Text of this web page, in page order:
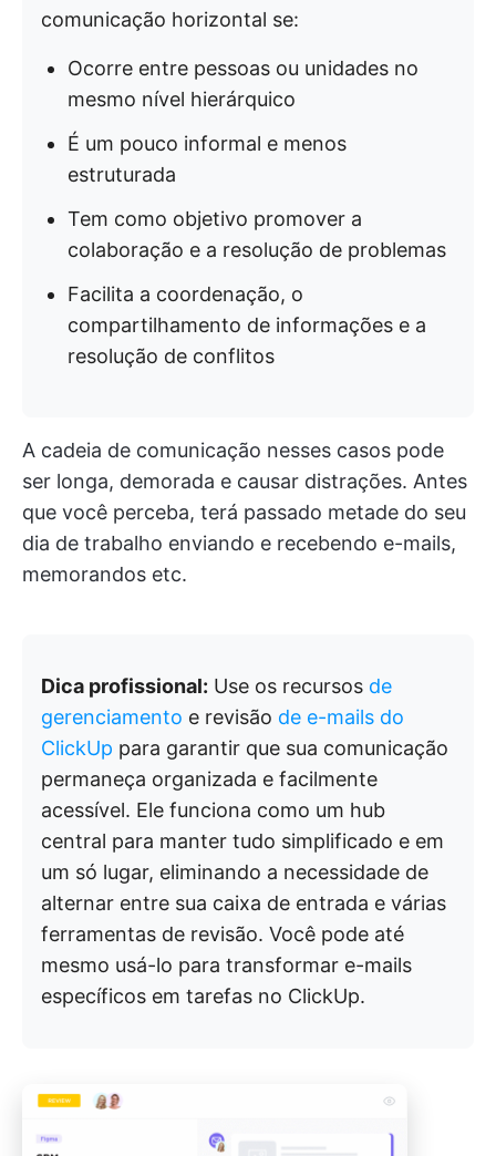
comunicação horizontal se:
Ocorre entre pessoas ou unidades no
mesmo nível hierárquico
É um pouco informal e menos
estruturada
Tem como objetivo promover a
colaboração e a resolução de problemas
Facilita a coordenação, o
compartilhamento de informações e a
resolução de conflitos
A cadeia de comunicação nesses casos pode
ser longa, demorada e causar distrações. Antes
que você perceba, terá passado metade do seu
dia de trabalho enviando e recebendo e-mails,
memorandos etc.
Dica profissional: Use os recursos de
gerenciamento e revisão de e-mails do
ClickUp para garantir que sua comunicação
permaneça organizada e facilmente
acessível. Ele funciona como um hub
central para manter tudo simplificado e em
um só lugar, eliminando a necessidade de
alternar entre sua caixa de entrada e várias
ferramentas de revisão. Você pode até
mesmo usá-lo para transformar e-mails
específicos em tarefas no ClickUp.